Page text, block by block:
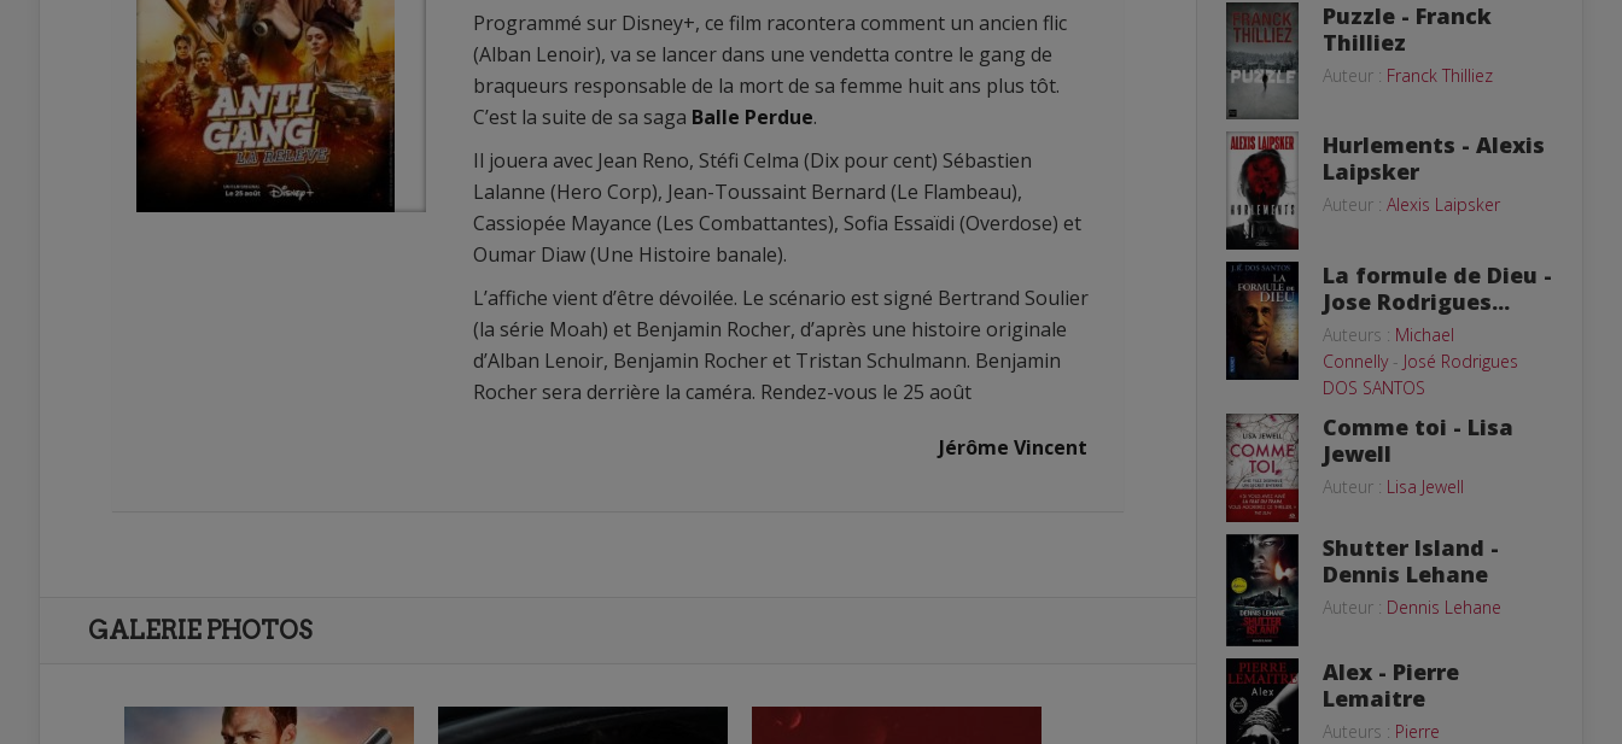
Programmé sur Disney+, ce film racontera comment un ancien flic
(Alban Lenoir), va se lancer dans une vendetta contre le gang de
braqueurs responsable de la mort de sa femme huit ans plus tôt.
C’est la suite de sa saga Balle Perdue.
Il jouera avec Jean Reno, Stéfi Celma (Dix pour cent) Sébastien
Lalanne (Hero Corp), Jean-Toussaint Bernard (Le Flambeau),
Cassiopée Mayance (Les Combattantes), Sofia Essaïdi (Overdose) et
Oumar Diaw (Une Histoire banale).
L’affiche vient d’être dévoilée. Le scénario est signé Bertrand Soulier
(la série Moah) et Benjamin Rocher, d’après une histoire originale
d’Alban Lenoir, Benjamin Rocher et Tristan Schulmann. Benjamin
Rocher sera derrière la caméra. Rendez-vous le 25 août
Jérôme Vincent
GALERIE PHOTOS
Puzzle - Franck
Thilliez
Auteur : Franck Thilliez
Hurlements - Alexis
Laipsker
Auteur : Alexis Laipsker
La formule de Dieu -
Jose Rodrigues...
Auteurs : Michael
Connelly- José Rodrigues
DOS SANTOS
Comme toi - Lisa
Jewell
Auteur : Lisa Jewell
Shutter Island -
Dennis Lehane
Auteur : Dennis Lehane
Alex - Pierre
Lemaitre
Auteurs : Pierre